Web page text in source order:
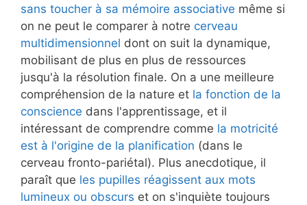
sans toucher à sa mémoire associative même si
on ne peut le comparer à notre cerveau
multidimensionnel dont on suit la dynamique,
mobilisant de plus en plus de ressources
jusqu'à la résolution finale. On a une meilleure
compréhension de la nature et la fonction de la
conscience dans l'apprentissage, et il
intéressant de comprendre comme la motricité
est à l'origine de la planification (dans le
cerveau fronto-pariétal). Plus anecdotique, il
paraît que les pupilles réagissent aux mots
lumineux ou obscurs et on s'inquiète toujours